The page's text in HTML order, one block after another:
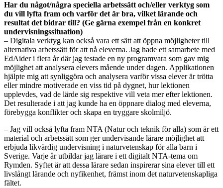
Har du något/några speciella arbetssätt och/eller verktyg som
du vill lyfta fram och varför det är bra, vilket lärande och
resultat det bidrar till? (Ge gärna exempel från en konkret
undervisningssituation)
– Digitala verktyg kan också vara ett sätt att öppna möjligheter till
alternativa arbetssätt för att nå eleverna. Jag hade ett samarbete med
EdAider i flera år där jag testade en ny programvara som gav mig
möjlighet att analysera elevers mående under dagen. Applikationen
hjälpte mig att synliggöra och analysera varför vissa elever är trötta
eller mindre motiverade en viss tid på dygnet, hur lektionen
upplevdes, vad de lärde sig respektive vill veta mer efter lektionen.
Det resulterade i att jag kunde ha en öppnare dialog med eleverna,
förebygga konflikter och skapa en tryggare skolmiljö.
– Jag vill också lyfta fram NTA (Natur och teknik för alla) som är ett
material och arbetssätt som ger undervisande lärare möjlighet att
erbjuda likvärdig undervisning i naturvetenskap för alla barn i
Sverige. Varje år utbildar jag lärare i ett digitalt NTA-tema om
Rymden. Syftet är att dessa lärare sedan inspirerar sina elever till ett
livslångt lärande och nyfikenhet, främst inom det naturvetenskapliga
fältet.